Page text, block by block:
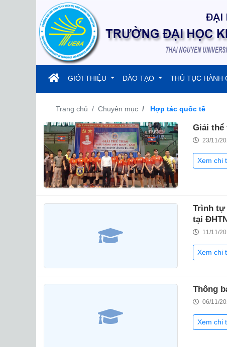
(current)
GIỚI THIỆU ĐÀO TẠO THỦ TỤC HÀNH
Trang chủ Chuyên mục Hợp tác quốc tế
Giải thể
23/11/
Xem chi
Trình tự
tại
11/11/
Xem chi
Thông
06/11/
Xem chi